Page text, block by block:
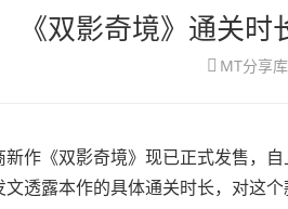
《双影奇境》通关时
MT分享库
新作《双影奇境》现已正式发售，
透露本作的具体通关时长，对这个